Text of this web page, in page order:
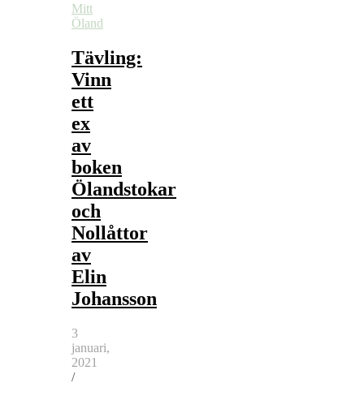
Mitt
Öland
Tävling:
Vinn
ett
ex
av
boken
Ölandstokar
och
Nollåttor
av
Elin
Johansson
3
januari,
2021
/